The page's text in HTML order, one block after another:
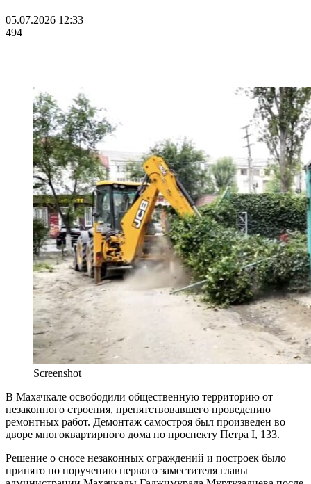
05.07.2026 12:33
494
Screenshot
В Махачкале освободили общественную территорию от
незаконного строения, препятствовавшего проведению
ремонтных работ. Демонтаж самостроя был произведен во
дворе многоквартирного дома по проспекту Петра I, 133.
Решение о сносе незаконных ограждений и построек было
принято по поручению первого заместителя главы